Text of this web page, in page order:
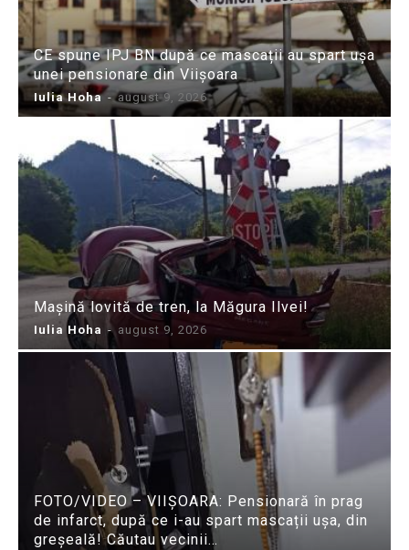
CE spune IPJ BN după ce mascații au spart ușa
unei pensionare din Viișoara
Iulia Hoha - august 9, 2026
Mașină lovită de tren, la Măgura Ilvei!
Iulia Hoha - august 9, 2026
FOTO/VIDEO – VIIȘOARA: Pensionară în prag
de infarct, după ce i-au spart mascații ușa, din
greșeală! Căutau vecinii…